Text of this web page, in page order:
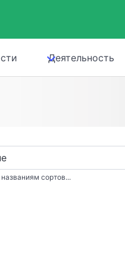
Деятельность
сортов...